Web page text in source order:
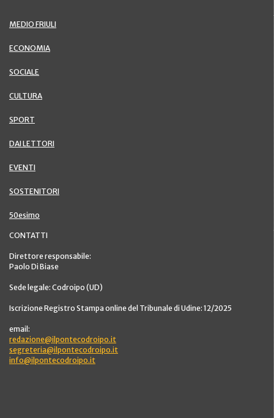
MEDIO FRIULI
ECONOMIA
SOCIALE
CULTURA
SPORT
DAI LETTORI
EVENTI
SOSTENITORI
50esimo
CONTATTI
Direttore responsabile:
Paolo Di Biase
Sede legale: Codroipo (UD)
Iscrizione Registro Stampa online del Tribunale di Udine: 12/2025
email:
redazione@ilpontecodroipo.it
segreteria@ilpontecodroipo.it
info@ilpontecodroipo.it